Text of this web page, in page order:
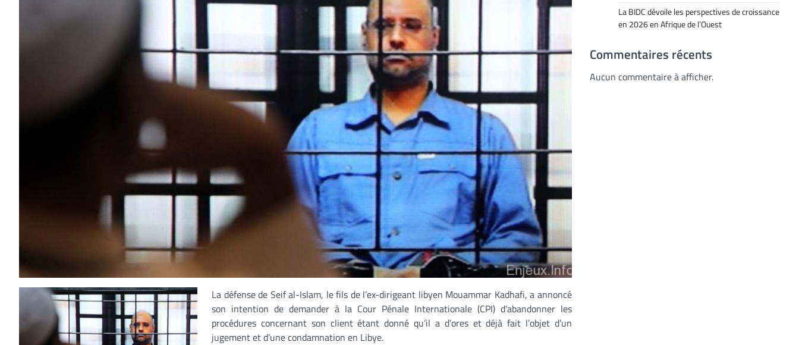
La défense de Seif al-Islam, le fils de l’ex-dirigeant libyen Mouammar Kadhafi, a annoncé
son intention de demander à la Cour Pénale Internationale (CPI) d’abandonner les
procédures concernant son client étant donné qu’il a d’ores et déjà fait l’objet d’un
jugement et d’une condamnation en Libye.
La BIDC dévoile les perspectives de croissance
en 2026 en Afrique de l’Ouest
Commentaires récents
Aucun commentaire à afficher.